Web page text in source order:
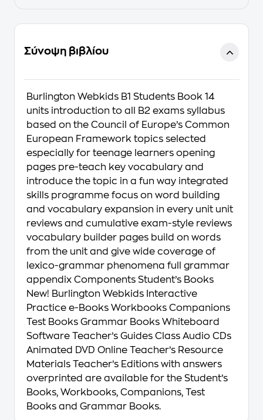
Σύνοψη βιβλίου
Burlington Webkids B1 Students Book 14
units introduction to all B2 exams syllabus
based on the Council of Europe’s Common
European Framework topics selected
especially for teenage learners opening
pages pre-teach key vocabulary and
introduce the topic in a fun way integrated
skills programme focus on word building
and vocabulary expansion in every unit unit
reviews and cumulative exam-style reviews
vocabulary builder pages build on words
from the unit and give wide coverage of
lexico-grammar phenomena full grammar
appendix Components Student’s Books
New! Burlington Webkids Interactive
Practice e-Books Workbooks Companions
Test Books Grammar Books Whiteboard
Software Teacher’s Guides Class Audio CDs
Animated DVD Online Teacher’s Resource
Materials Teacher’s Editions with answers
overprinted are available for the Student’s
Books, Workbooks, Companions, Test
Books and Grammar Books.